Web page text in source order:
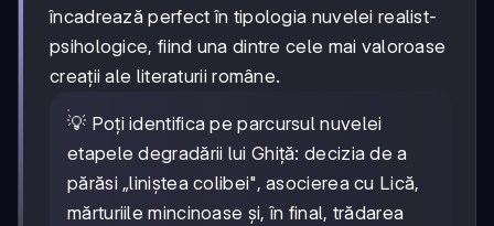
încadrează perfect în tipologia nuvelei realist-
psihologice, fiind una dintre cele mai valoroase
creații ale literaturii române.
💡 Poți identifica pe parcursul nuvelei
etapele degradării lui Ghiță: decizia de a
părăsi „liniștea colibei", asocierea cu Lică,
mărturiile mincinoase și, în final, trădarea